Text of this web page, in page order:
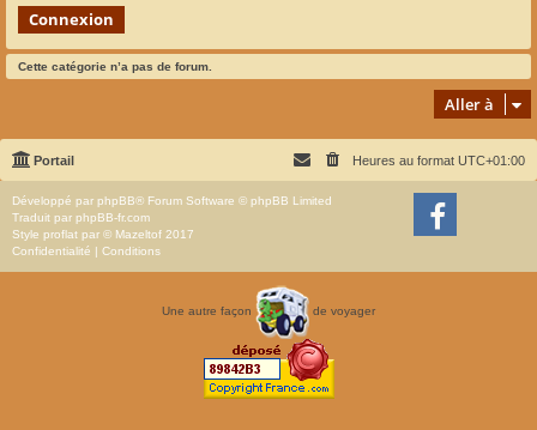
Cette catégorie n’a pas de forum.
Aller à
Portail Heures au format UTC+01:00
Développé par phpBB® Forum Software © phpBB Limited
Traduit par phpBB-fr.com
Style proflat par © Mazeltof 2017
Confidentialité | Conditions
Une autre façon de voyager